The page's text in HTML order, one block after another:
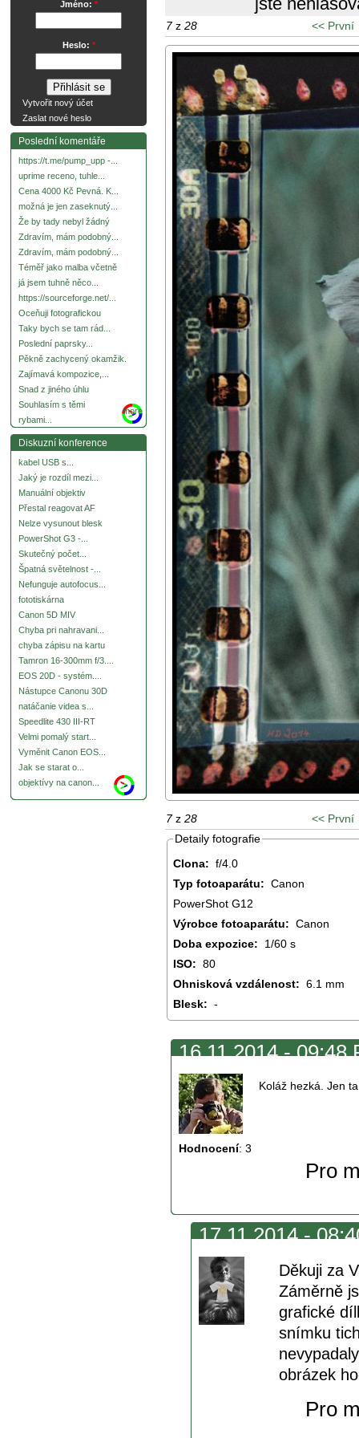
Jméno: *
Heslo: *
Vytvořit nový účet
Zaslat nové heslo
Poslední komentáře
https://t.me/pump_upp -...
uprime receno, tuhle...
Cena 4000 Kč Pevná. K...
možná je jen zaseknutý...
Že by tady nebyl žádný
Zdravím, mám podobný...
Zdravím, mám podobný...
Téměř jako malba včetně
já jsem tuhně něco...
https://sourceforge.net/...
Oceňuji fotografickou
Taky bych se tam rád...
Poslední paprsky...
Pěkně zachycený okamžik.
Zajímavá kompozice,...
Snad z jiného úhlu
Souhlasím s těmi
rybami...
more
Diskuzní konference
kabel USB s...
Jaký je rozdíl mezi...
Manuální objektiv
Přestal reagovat AF
Nelze vysunout blesk
PowerShot G3 -...
Skutečný počet...
Špatná světelnost -...
Nefunguje autofocus...
fototiskárna
Canon 5D MIV
Chyba pri nahravani...
chyba zápisu na kartu
Tamron 16-300mm f/3....
EOS 20D - systém....
Nástupce Canonu 30D
natáčanie videa s...
Speedlite 430 III-RT
Velmi pomalý start...
Vyměnit Canon EOS...
Jak se starat o...
objektívy na canon...
7z 28 << První
7z 28
<< První
Detaily fotografie
Clona: f/4.0
Typ fotoaparátu:
PowerShot G12
Výrobce fotoaparátu: Canon
Doba expozice:
1/60 s
ISO: 80
Ohnisková vzdálenost: 6.1 mm
Blesk: -
16.11.2014 - 09:48
Hodnocení: 3
Koláž hezká. Jen
Pro
17.11.2014 -
Děkuji za
Záměrně
grafické
snímku
obrázek
Pro